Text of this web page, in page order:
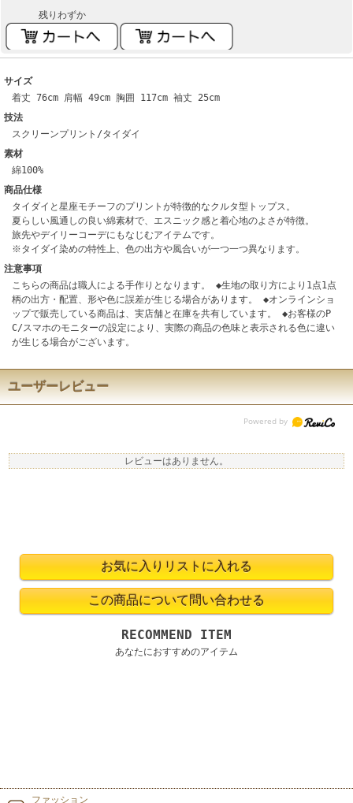
残りわずか
サイズ
着丈 76cm 肩幅 49cm 胸囲 117cm 袖丈 25cm
技法
スクリーンプリント/タイダイ
素材
綿100%
商品仕様
タイダイと星座モチーフのプリントが特徴的なクルタ型トップス。
夏らしい風通しの良い綿素材で、エスニック感と着心地のよさが特徴。
旅先やデイリーコーデにもなじむアイテムです。
※タイダイ染めの特性上、色の出方や風合いが一つ一つ異なります。
注意事項
こちらの商品は職人による手作りとなります。 ◆生地の取り方により1点1点
柄の出方・配置、形や色に誤差が生じる場合があります。 ◆オンラインショ
ップで販売している商品は、実店舗と在庫を共有しています。 ◆お客様のP
C/スマホのモニターの設定により、実際の商品の色味と表示される色に違い
が生じる場合がございます。
ユーザーレビュー
レビューはありません。
RECOMMEND ITEM
あなたにおすすめのアイテム
ファッション